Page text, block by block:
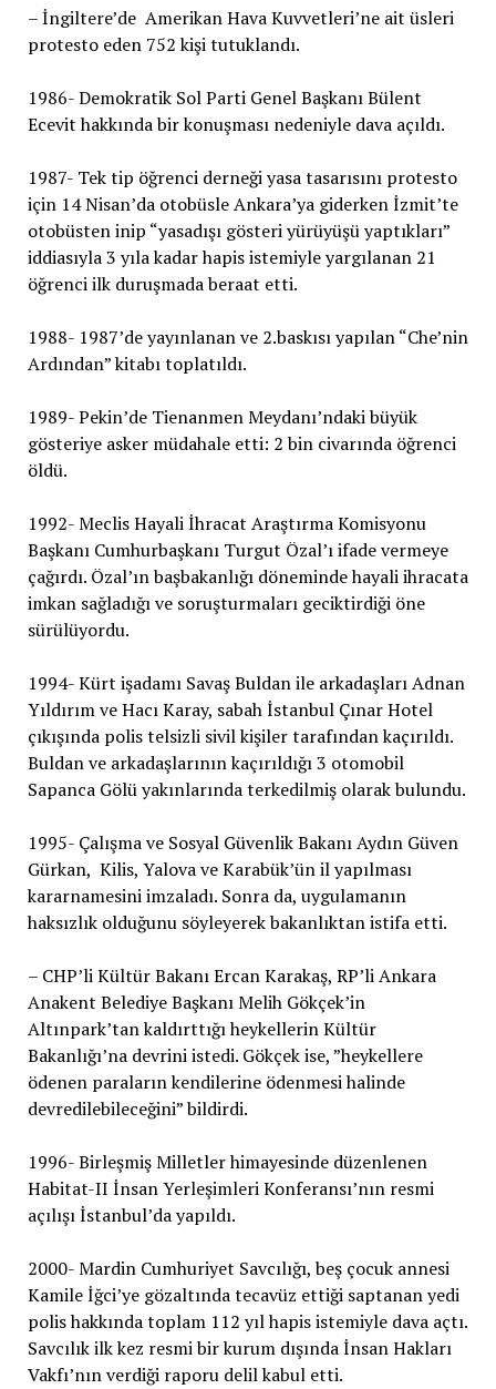
– İngiltere’de Amerikan Hava Kuvvetleri’ne ait üsleri
protesto eden 752 kişi tutuklandı.
1986- Demokratik Sol Parti Genel Başkanı Bülent
Ecevit hakkında bir konuşması nedeniyle dava açıldı.
1987- Tek tip öğrenci derneği yasa tasarısını protesto
için 14 Nisan’da otobüsle Ankara’ya giderken İzmit’te
otobüsten inip “yasadışı gösteri yürüyüşü yaptıkları”
iddiasıyla 3 yıla kadar hapis istemiyle yargılanan 21
öğrenci ilk duruşmada beraat etti.
1988- 1987’de yayınlanan ve 2.baskısı yapılan “Che’nin
Ardından” kitabı toplatıldı.
1989- Pekin’de Tienanmen Meydanı’ndaki büyük
gösteriye asker müdahale etti: 2 bin civarında öğrenci
öldü.
1992- Meclis Hayali İhracat Araştırma Komisyonu
Başkanı Cumhurbaşkanı Turgut Özal’ı ifade vermeye
çağırdı. Özal’ın başbakanlığı döneminde hayali ihracata
imkan sağladığı ve soruşturmaları geciktirdiği öne
sürülüyordu.
1994- Kürt işadamı Savaş Buldan ile arkadaşları Adnan
Yıldırım ve Hacı Karay, sabah İstanbul Çınar Hotel
çıkışında polis telsizli sivil kişiler tarafından kaçırıldı.
Buldan ve arkadaşlarının kaçırıldığı 3 otomobil
Sapanca Gölü yakınlarında terkedilmiş olarak bulundu.
1995- Çalışma ve Sosyal Güvenlik Bakanı Aydın Güven
Gürkan, Kilis, Yalova ve Karabük’ün il yapılması
kararnamesini imzaladı. Sonra da, uygulamanın
haksızlık olduğunu söyleyerek bakanlıktan istifa etti.
– CHP’li Kültür Bakanı Ercan Karakaş, RP’li Ankara
Anakent Belediye Başkanı Melih Gökçek’in
Altınpark’tan kaldırttığı heykellerin Kültür
Bakanlığı’na devrini istedi. Gökçek ise, ”heykellere
ödenen paraların kendilerine ödenmesi halinde
devredilebileceğini” bildirdi.
1996- Birleşmiş Milletler himayesinde düzenlenen
Habitat-II İnsan Yerleşimleri Konferansı’nın resmi
açılışı İstanbul’da yapıldı.
2000- Mardin Cumhuriyet Savcılığı, beş çocuk annesi
Kamile İğci’ye gözaltında tecavüz ettiği saptanan yedi
polis hakkında toplam 112 yıl hapis istemiyle dava açtı.
Savcılık ilk kez resmi bir kurum dışında İnsan Hakları
Vakfı’nın verdiği raporu delil kabul etti.